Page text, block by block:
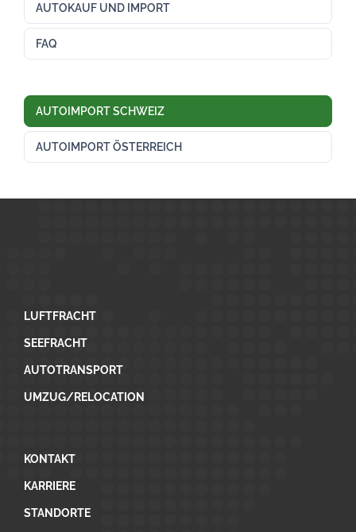
AUTOKAUF UND IMPORT
FAQ
AUTOIMPORT SCHWEIZ
AUTOIMPORT ÖSTERREICH
LUFTFRACHT
SEEFRACHT
AUTOTRANSPORT
UMZUG/RELOCATION
KONTAKT
KARRIERE
STANDORTE